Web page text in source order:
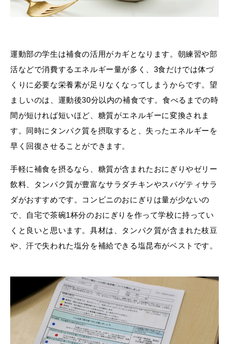
運動部の学生は補食の活用がカギとなります。朝練習や部
活などで消費するエネルギー量が多く、3食だけでは体づ
くりに必要な栄養素が足りなくなってしまうからです。望
ましいのは、運動後30分以内の補食です。食べるまでの時
間が短ければ短いほど、糖質がエネルギーに変換されま
す。同時にタンパク質を摂取すると、失ったエネルギーを
早く回復させることができます。
手軽に補食を摂るなら、糖質が含まれたおにぎりやゼリー
飲料、タンパク質が豊富なサラダチキンやスパゲティサラ
ダがおすすめです。コンビニのおにぎりは量が少ないの
で、自宅で茶碗1杯分のおにぎりを作って学校に持ってい
くと良いと思います。具材は、タンパク質が含まれた枝豆
や、汗で失われた塩分を補給できる塩昆布がベストです。